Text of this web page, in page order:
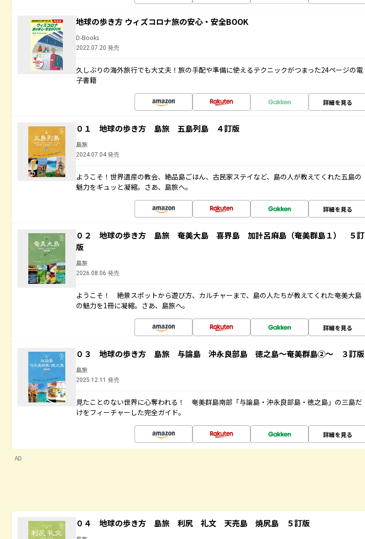
地球の歩き方 ウィズコロナ旅の安心・安全BOOK
D-Books
2022.07.20 発売
久しぶりの海外旅行でも大丈夫！旅の手配や準備に使えるテクニックがつまった24ページの電
子書籍
詳細を見る
０１ 地球の歩き方 島旅 五島列島 ４訂版
島旅
2024.07.04 発売
ようこそ！世界遺産の教会、絶品島ごはん、古民家ステイなど、島の人が教えてくれた五島の
魅力をギュッと凝縮。さあ、島旅へ。
詳細を見る
０２ 地球の歩き方 島旅 奄美大島 喜界島 加計呂麻島（奄美群島１） ５訂
版
島旅
2026.08.06 発売
ようこそ！ 絶景スポットから遊び方、カルチャーまで、島の人たちが教えてくれた奄美大島
の魅力を1冊に凝縮。さあ、島旅へ。
詳細を見る
０３ 地球の歩き方 島旅 与論島 沖永良部島 徳之島～奄美群島②～ ３訂版
島旅
2025.12.11 発売
見たことのない世界に心奪われる！ 奄美群島南部「与論島・沖永良部島・徳之島」の三島だ
けをフィーチャーした完全ガイド。
詳細を見る
AD
０４ 地球の歩き方 島旅 利尻 礼文 天売島 焼尻島 ５訂版